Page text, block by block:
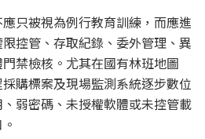
只被視為例行教育訓練，而應進
控管、存取紀錄、委外管理、異
禁檢核。尤其在國有林班地圖
購標案及現場監測系統逐步數位
弱密碼、未授權軟體或未控管載